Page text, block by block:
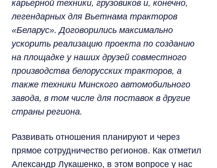
карьерной техники, грузовиков и, конечно,
легендарных для Вьетнама тракторов
«Беларус». Договорились максимально
ускорить реализацию проекта по созданию
на площадке у наших друзей совместного
производства белорусских тракторов, а
также техники Минского автомобильного
завода, в том числе для поставок в другие
страны региона.
Развивать отношения планируют и через
прямое сотрудничество регионов. Как отметил
Александр Лукашенко, в этом вопросе у нас